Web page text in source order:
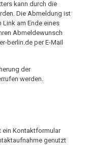
kann durch die
Die Abmeldung ist
am Ende eines
Abmeldewunsch
berlin.de per E-Mail
der
werden.
ein Kontaktformular
genutzt